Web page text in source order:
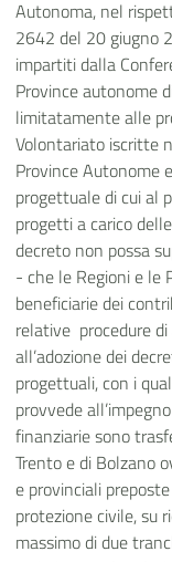
Autonoma, nel
2642 del 20 giugno
impartiti dalla
Province autonome
limitatamente alle
Volontariato iscritte
Province Autonome
progettuale di cui al
progetti a carico
decreto non possa
- che le Regioni e le
beneficiarie dei
relative procedure
all’adozione dei
progettuali, con i
provvede
finanziarie sono
Trento e di Bolzano
e provinciali
protezione civile, su
massimo di due